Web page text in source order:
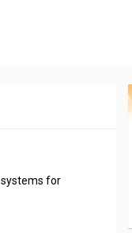
systems for